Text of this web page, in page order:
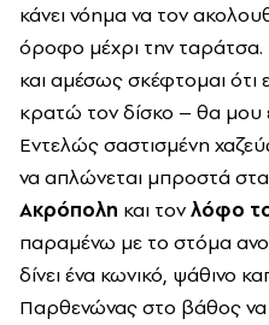
κάνει νόημα να τον
όροφο μέχρι την ταράτσα.
και αμέσως σκέφτομαι ότι
κρατώ τον δίσκο – θα μου
Εντελώς σαστισμένη
να απλώνεται μπροστά
Ακρόπολη και τονλόφο
παραμένω με το στόμα
δίνει ένα κωνικό, ψάθινο
Παρθενώνας στο βάθος να